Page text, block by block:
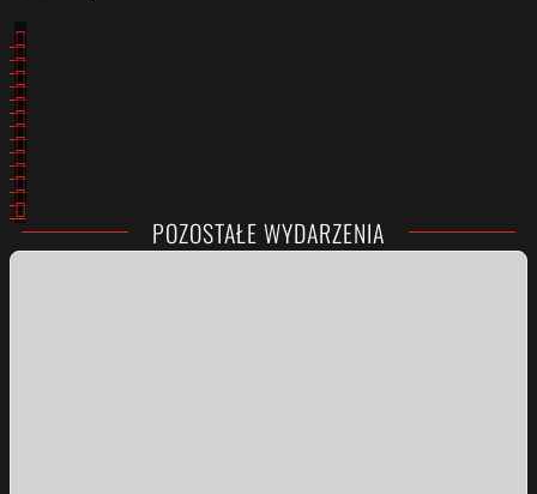
POZOSTAŁE WYDARZENIA